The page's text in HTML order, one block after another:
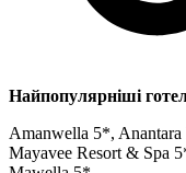
Найпопулярніші
Amanwella 5*, Anantara
Mayavee Resort & Spa